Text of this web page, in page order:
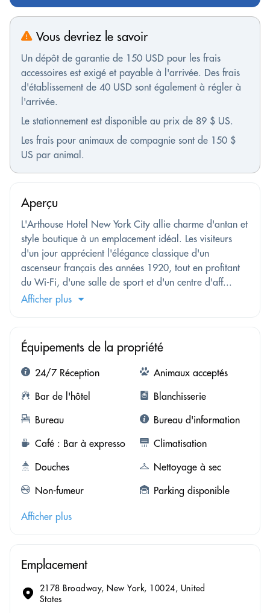
Vous devriez le savoir
Un dépôt de garantie de 150 USD pour les frais
accessoires est exigé et payable à l'arrivée. Des frais
d'établissement de 40 USD sont également à régler à
l'arrivée.
Le stationnement est disponible au prix de 89 $ US.
Les frais pour animaux de compagnie sont de 150 $
US par animal.
Aperçu
L'Arthouse Hotel New York City allie charme d'antan et
style boutique à un emplacement idéal. Les visiteurs
d'un jour apprécient l'élégance classique d'un
ascenseur français des années 1920, tout en profitant
du Wi-Fi, d'une salle de sport et d'un centre d'aff...
Afficher plus
Équipements de la propriété
24/7 Réception
Animaux acceptés
Bar de l'hôtel
Blanchisserie
Bureau
Bureau d'information
Café : Bar à expresso
Climatisation
Douches
Nettoyage à sec
Non-fumeur
Parking disponible
Afficher plus
Emplacement
2178 Broadway, New York, 10024, United
States